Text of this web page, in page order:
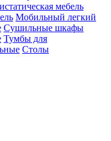
мебель
Мобильный легкий
Сушильные шкафы
Тумбы для
Столы